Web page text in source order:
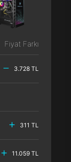
Fiyat Farkı
3.728 TL
311 TL
11.059 TL